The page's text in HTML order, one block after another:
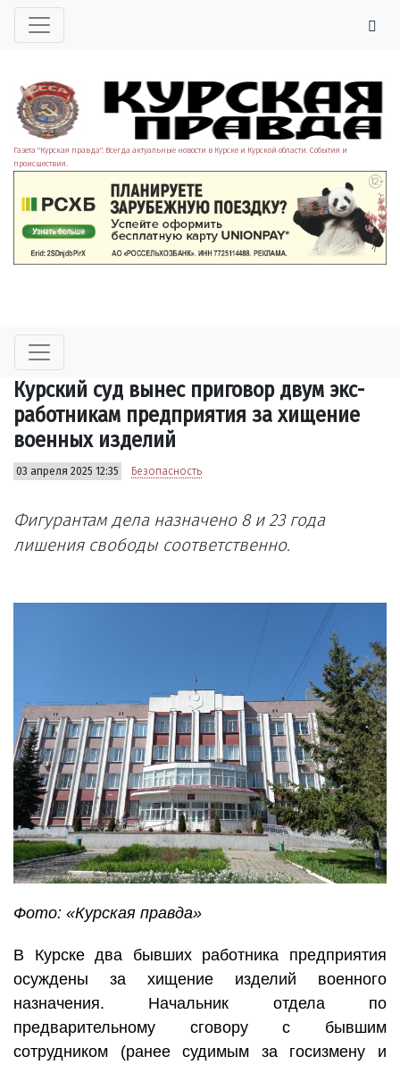
Газета "Курская правда". Всегда актуальные новости в Курске и Курской области. События и
происшествия.
Курский суд вынес приговор двум экс-
работникам предприятия за хищение
военных изделий
03 апреля 2025 12:35 Безопасность
Фигурантам дела назначено 8 и 23 года
лишения свободы соответственно.
Фото: «Курская правда»
В Курске два бывших работника предприятия
осуждены за хищение изделий военного
назначения. Начальник отдела по
предварительному сговору с бывшим
сотрудником (ранее судимым за госизмену и